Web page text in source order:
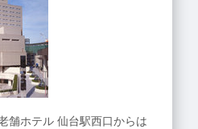
舗ホテル 仙台駅西口からは